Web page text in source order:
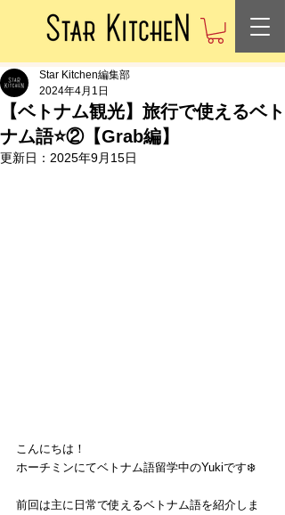
【ベトナム観光】旅行で使えるベト
ナム語⭐️②【Grab編】
Star Kitchen編集部
2024年4月1日
更新日： 2025年9月15日
こんにちは！
ホーチミンにてベトナム語留学中のYukiです❄️
前回は主に日常で使えるベトナム語を紹介しま